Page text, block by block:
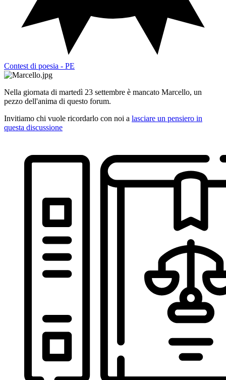
Contest di poesia - PE
Nella giornata di martedì 23 settembre è mancato Marcello, un
pezzo dell'anima di questo forum.
Invitiamo chi vuole ricordarlo con noi a lasciare un pensiero in
questa discussione